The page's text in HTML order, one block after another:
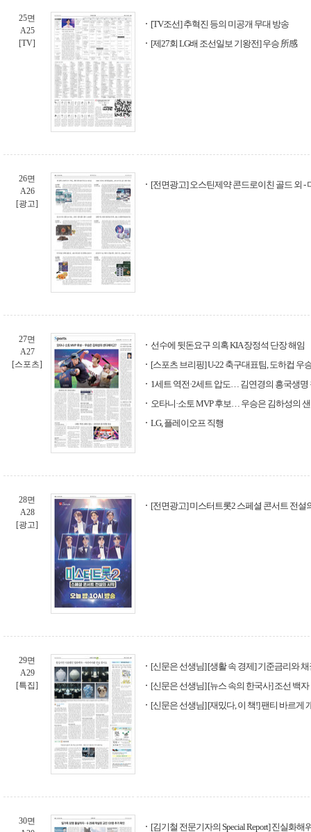
25면
A25
[TV]
[TV조선] 추혁진 등의 미공개 무대 방송
[제27회 LG배 조선일보 기왕전] 우승 所感
26면
A26
[광고]
[전면광고] 오스틴제약 콘드로이친 골드 외 -
27면
A27
[스포츠]
선수에 뒷돈요구 의혹 KIA 장정석 단장 해임
[스포츠 브리핑] U-22 축구대표팀, 도하컵 우
1세트 역전·2세트 압도… 김연경의 흥국생명
오타니·소토 MVP 후보… 우승은 김하성의
LG, 플레이오프 직행
28면
A28
[광고]
[전면광고] 미스터트롯2 스페셜 콘서트 전설
29면
A29
[특집]
[신문은 선생님] [생활 속 경제] 기준금리와 채
[신문은 선생님] [뉴스 속의 한국사] 조선 백자
[신문은 선생님] [재밌다, 이 책!] 팬티 바르게
30면
[김기철 전문기자의 Special Report] 진실화해